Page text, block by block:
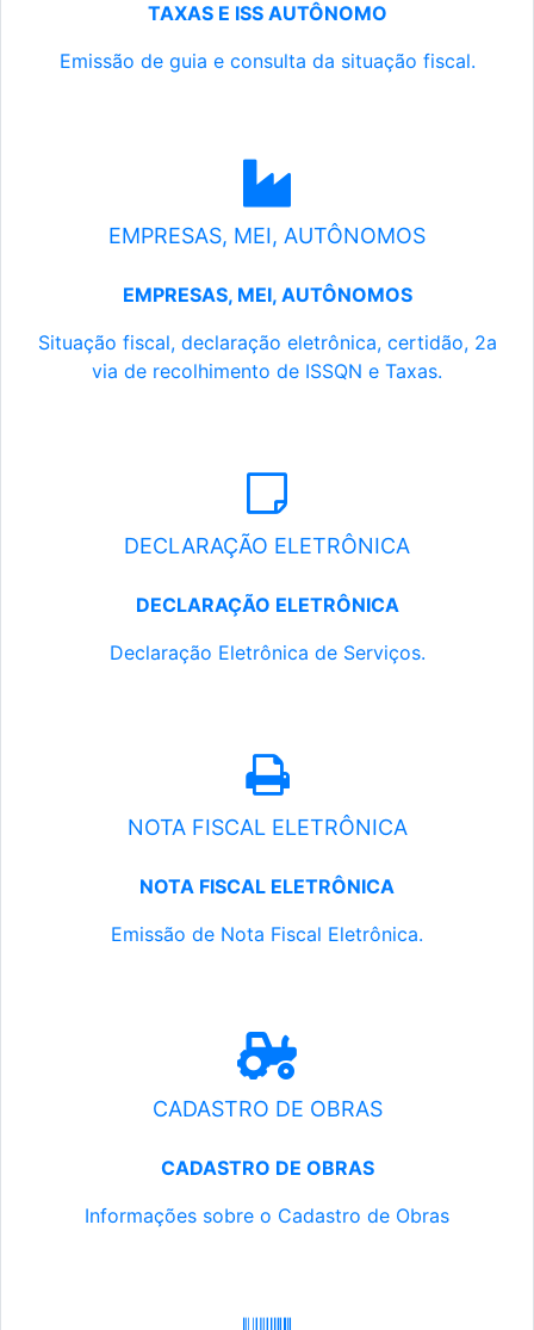
TAXAS E ISS AUTÔNOMO
Emissão de guia e consulta da situação fiscal.
EMPRESAS, MEI, AUTÔNOMOS
EMPRESAS, MEI, AUTÔNOMOS
Situação fiscal, declaração eletrônica, certidão, 2a
via de recolhimento de ISSQN e Taxas.
DECLARAÇÃO ELETRÔNICA
DECLARAÇÃO ELETRÔNICA
Declaração Eletrônica de Serviços.
NOTA FISCAL ELETRÔNICA
NOTA FISCAL ELETRÔNICA
Emissão de Nota Fiscal Eletrônica.
CADASTRO DE OBRAS
CADASTRO DE OBRAS
Informações sobre o Cadastro de Obras